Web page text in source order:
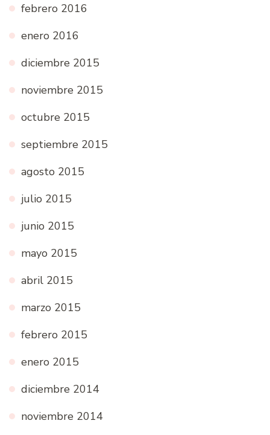
febrero 2016
enero 2016
diciembre 2015
noviembre 2015
octubre 2015
septiembre 2015
agosto 2015
julio 2015
junio 2015
mayo 2015
abril 2015
marzo 2015
febrero 2015
enero 2015
diciembre 2014
noviembre 2014